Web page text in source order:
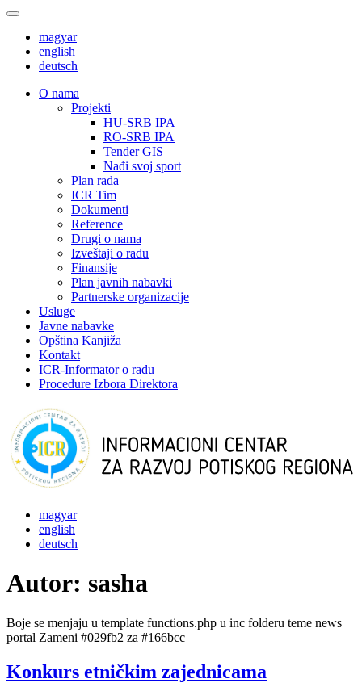
magyar
english
deutsch
О nama
Projekti
HU-SRB IPA
RO-SRB IPA
Tender GIS
Nađi svoj sport
Plan rada
ICR Tim
Dokumenti
Reference
Drugi o nama
Izveštaji o radu
Finansije
Plan javnih nabavki
Partnerske organizacije
Usluge
Javne nabavke
Opština Kanjiža
Kontakt
ICR-Informator o radu
Procedure Izbora Direktora
magyar
english
deutsch
Autor: sasha
Boje se menjaju u template functions.php u inc folderu teme news
portal Zameni #029fb2 za #166bcc
Konkurs etničkim zajednicama